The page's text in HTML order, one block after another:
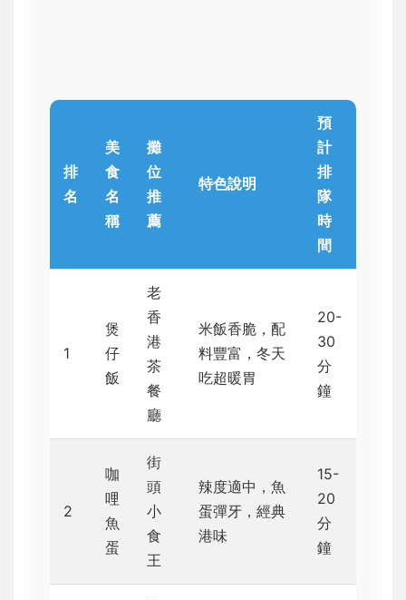
排
名
美
食
名
稱
攤
位
推
薦
特色說明
預
計
排
隊
時
間
1
煲
仔
飯
老
香
港
茶
餐
廳
米飯香脆，配
料豐富，冬天
吃超暖胃
20-
30
分
鐘
2
咖
哩
魚
蛋
街
頭
小
食
王
辣度適中，魚
蛋彈牙，經典
港味
15-
20
分
鐘